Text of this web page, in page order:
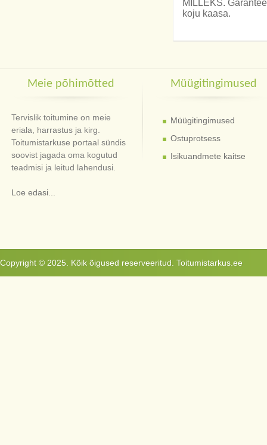
MILLEKS.
koju kaasa.
Meie põhimõtted
Tervislik toitumine on meie
eriala, harrastus ja kirg.
Toitumistarkuse portaal sündis
soovist jagada oma kogutud
teadmisi ja leitud lahendusi.
Loe edasi...
Müügitingimused
Müügitingimused
Ostuprotsess
Isikuandmete kaitse
Copyright © 2025. Kõik õigused reserveeritud. Toitumistarkus.ee